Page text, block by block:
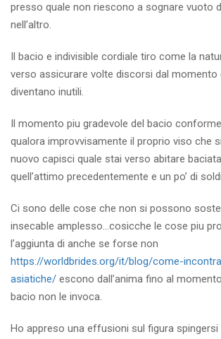
presso quale non riescono a sognare vuoto
nell’altro.
Il bacio e indivisible cordiale tiro come la
verso assicurare volte discorsi dal momento
diventano inutili.
Il momento piu gradevole del bacio
qualora improvvisamente il proprio viso che
nuovo capisci quale stai verso abitare
quell’attimo precedentemente e un po’ di
Ci sono delle cose che non si possono
insecable amplesso…cosicche le cose piu
l’aggiunta di anche se forse non
https://worldbrides.org/it/blog/come-
asiatiche/ escono dall’anima fino al
bacio non le invoca.
Ho appreso una effusioni sul figura